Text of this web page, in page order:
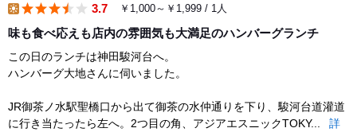
3.7 ￥1,000～￥1,999 / 1人
味も食べ応えも店内の雰囲気も大満足のハンバーグランチ
この日のランチは神田駿河台へ。
ハンバーグ大地さんに伺いました。
JR御茶ノ水駅聖橋口から出て御茶の水仲通りを下り、駿河台道灌道
に行き当たったら左へ。2つ目の角、アジアエスニックTOKY...
詳